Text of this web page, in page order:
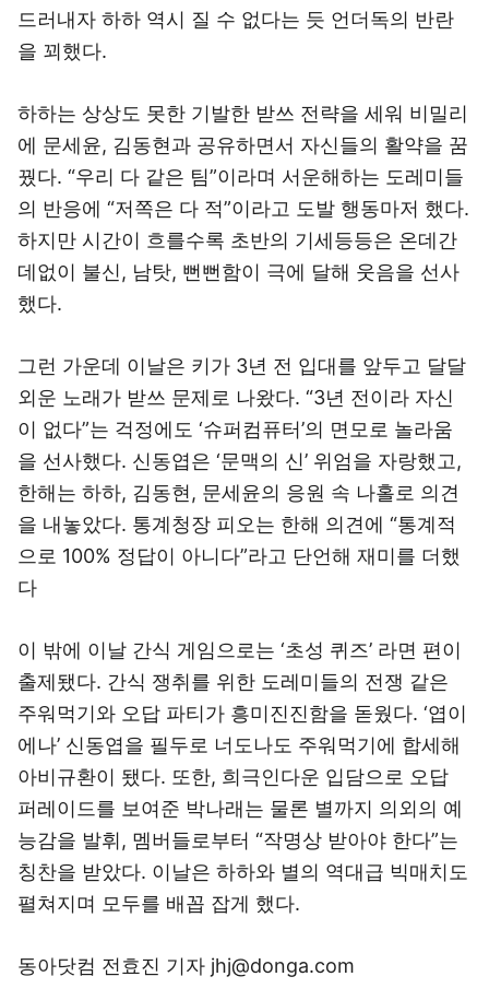
드러내자 하하 역시 질 수 없다는 듯 언더독의 반란
을 꾀했다.
하하는 상상도 못한 기발한 받쓰 전략을 세워 비밀리
에 문세윤, 김동현과 공유하면서 자신들의 활약을 꿈
꿨다. “우리 다 같은 팀”이라며 서운해하는 도레미들
의 반응에 “저쪽은 다 적”이라고 도발 행동마저 했다.
하지만 시간이 흐를수록 초반의 기세등등은 온데간
데없이 불신, 남탓, 뻔뻔함이 극에 달해 웃음을 선사
했다.
그런 가운데 이날은 키가 3년 전 입대를 앞두고 달달
외운 노래가 받쓰 문제로 나왔다. “3년 전이라 자신
이 없다”는 걱정에도 ‘슈퍼컴퓨터’의 면모로 놀라움
을 선사했다. 신동엽은 ‘문맥의 신’ 위엄을 자랑했고,
한해는 하하, 김동현, 문세윤의 응원 속 나홀로 의견
을 내놓았다. 통계청장 피오는 한해 의견에 “통계적
으로 100% 정답이 아니다”라고 단언해 재미를 더했
다
이 밖에 이날 간식 게임으로는 ‘초성 퀴즈’ 라면 편이
출제됐다. 간식 쟁취를 위한 도레미들의 전쟁 같은
주워먹기와 오답 파티가 흥미진진함을 돋웠다. ‘엽이
에나’ 신동엽을 필두로 너도나도 주워먹기에 합세해
아비규환이 됐다. 또한, 희극인다운 입담으로 오답
퍼레이드를 보여준 박나래는 물론 별까지 의외의 예
능감을 발휘, 멤버들로부터 “작명상 받아야 한다”는
칭찬을 받았다. 이날은 하하와 별의 역대급 빅매치도
펼쳐지며 모두를 배꼽 잡게 했다.
동아닷컴 전효진 기자 jhj@donga.com